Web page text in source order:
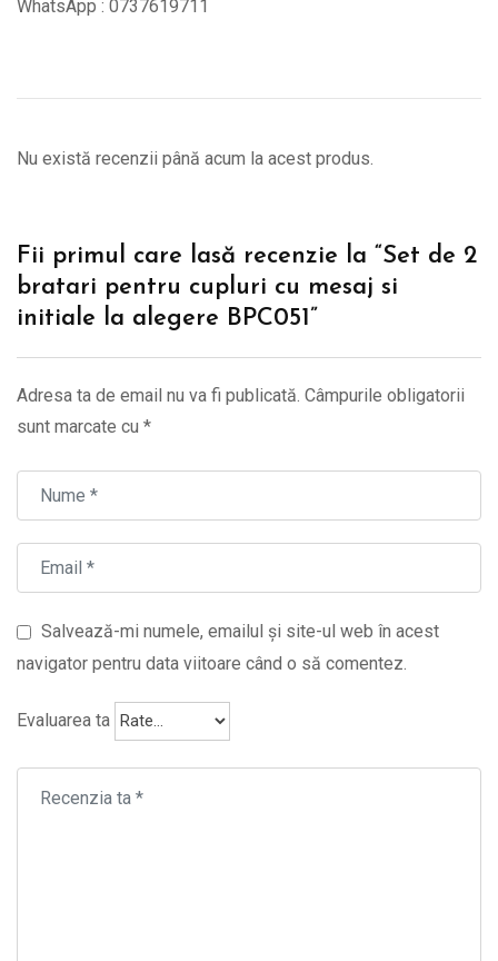
WhatsApp : 0737619711
Nu există recenzii până acum la acest produs.
Fii primul care lasă recenzie la “Set de 2
bratari pentru cupluri cu mesaj si
initiale la alegere BPC051”
Adresa ta de email nu va fi publicată. Câmpurile obligatorii
sunt marcate cu *
Salvează-mi numele, emailul și site-ul web în acest
navigator pentru data viitoare când o să comentez.
Evaluarea ta